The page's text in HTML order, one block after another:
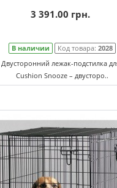
3 391.00 грн.
В наличии Код товара: 2028
лежак-подстилка
Cushion Snooze – двусторо..